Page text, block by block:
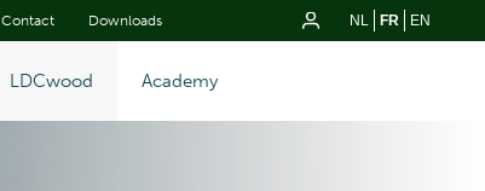
Contact Downloads NL FR EN
LDCwood Academy